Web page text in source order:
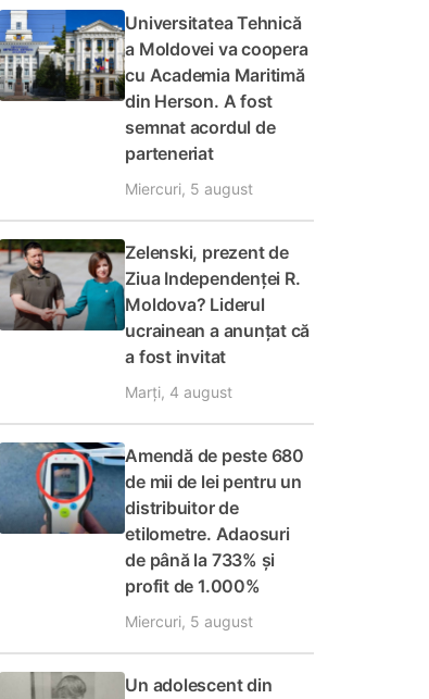
Universitatea Tehnică
a Moldovei va coopera
cu Academia Maritimă
din Herson. A fost
semnat acordul de
parteneriat
Miercuri, 5 august
Zelenski, prezent de
Ziua Independenței R.
Moldova? Liderul
ucrainean a anunțat că
a fost invitat
Marți, 4 august
Amendă de peste 680
de mii de lei pentru un
distribuitor de
etilometre. Adaosuri
de până la 733% și
profit de 1.000%
Miercuri, 5 august
Un adolescent din